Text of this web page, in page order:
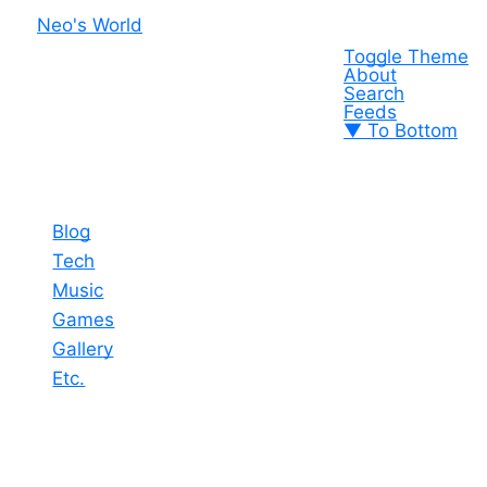
Neo's World
Toggle Theme
About
Search
Feeds
▼ To Bottom
Blog
Tech
Music
Games
Gallery
Etc.